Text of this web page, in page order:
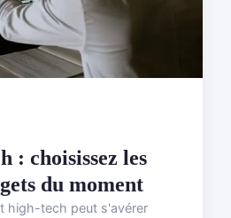
: choisissez les
du moment
high-tech peut s'avérer